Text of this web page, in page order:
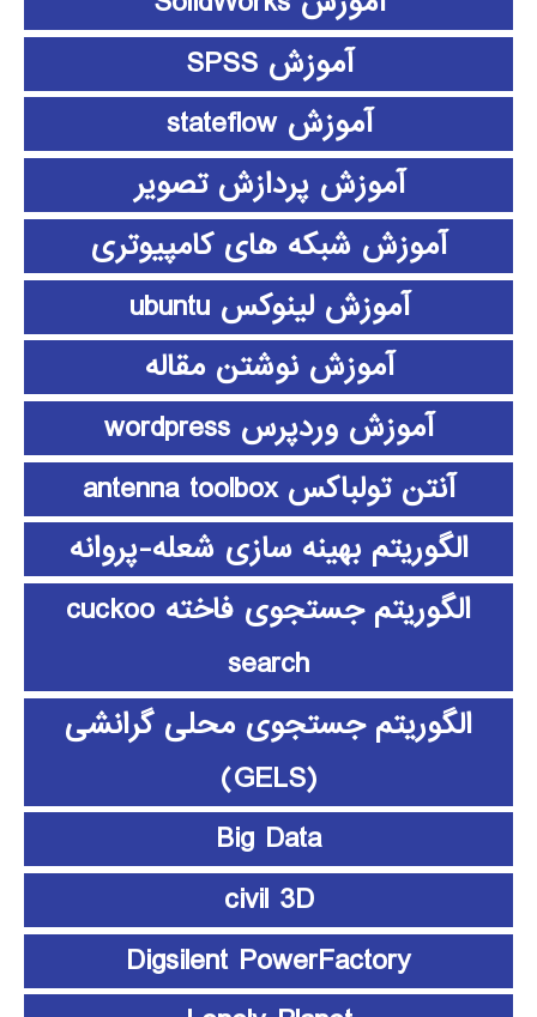
آموزش SPSS
آموزش stateflow
آموزش پردازش تصویر
آموزش شبکه های کامپیوتری
آموزش لینوکس ubuntu
آموزش نوشتن مقاله
آموزش وردپرس wordpress
آنتن تولباکس antenna toolbox
الگوریتم بهینه سازی شعله-پروانه
الگوریتم جستجوی فاخته cuckoo
search
الگوریتم جستجوی محلی گرانشی
(GELS)
Big Data
civil 3D
Digsilent PowerFactory